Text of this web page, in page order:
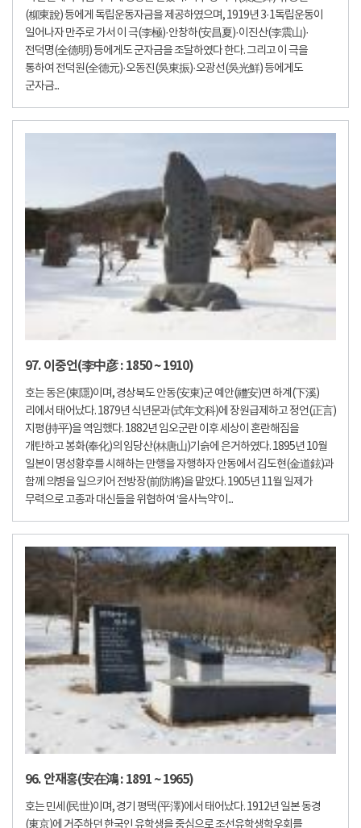
(柳東說) 등에게 독립운동자금을 제공하였으며, 1919년 3·1독립운동이
일어나자 만주로 가서 이 극(李極)·안창하(安昌夏)·이진산(李震山)·
전덕명(全德明) 등에게도 군자금을 조달하였다 한다. 그리고 이 극을
통하여 전덕원(全德元)·오동진(吳東振)·오광선(吳光鮮) 등에게도
군자금...
97. 이중언(李中彦 : 1850 ~ 1910)
호는 동은(東隱)이며, 경상북도 안동(安東)군 예안(禮安)면 하계(下溪)
리에서 태어났다. 1879년 식년문과(式年文科)에 장원급제하고 정언(正言)
지평(持平)을 역임했다. 1882년 임오군란 이후 세상이 혼란해짐을
개탄하고 봉화(奉化)의 임당산(林唐山)기슭에 은거하였다. 1895년 10월
일본이 명성황후를 시해하는 만행을 자행하자 안동에서 김도현(金道鉉)과
함께 의병을 일으키어 전방장(前防將)을 맡았다. 1905년 11월 일제가
무력으로 고종과 대신들을 위협하여 ‘을사늑약’이...
96. 안재홍(安在鴻 : 1891 ~ 1965)
호는 민세(民世)이며, 경기 평택(平澤)에서 태어났다. 1912년 일본 동경
(東京)에 거주하던 한국인 유학생을 중심으로 조선유학생학우회를